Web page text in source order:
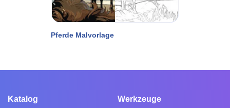
Pferde Malvorlage
Katalog Werkzeuge